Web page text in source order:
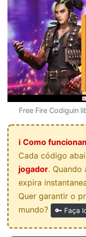
Free Fire Codiguin
ℹ️ Como
Cada código
jogador. Quando
expira
Quer garantir o
mundo?
🔑 Faça